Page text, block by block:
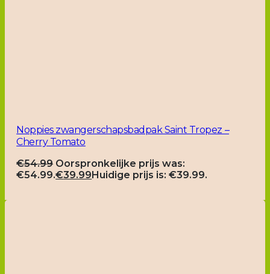
Noppies zwangerschapsbadpak Saint Tropez –
Cherry Tomato
€54.99 Oorspronkelijke prijs was:
€54.99.€39.99Huidige prijs is: €39.99.